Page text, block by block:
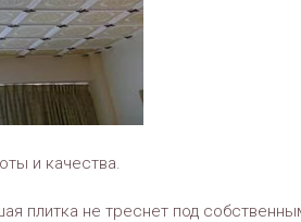
и качества.
плитка не треснет под